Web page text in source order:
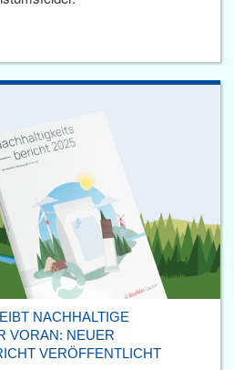
NACHHALTIGE
VORAN: NEUER
VERÖFFENTLICHT